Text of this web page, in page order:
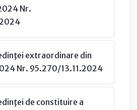
Nr.
extraordinare din
Nr. 95.270/13.11.2024
de constituire a